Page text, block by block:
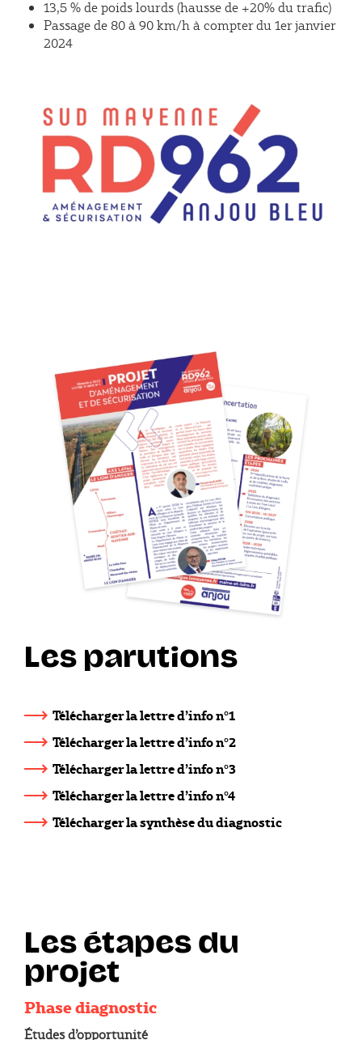
13,5 % de poids lourds (hausse de +20% du trafic)
Passage de 80 à 90 km/h à compter du 1er janvier
2024
Les parutions
Télécharger la lettre d’info n°1
Télécharger la lettre d’info n°2
Télécharger la lettre d’info n°3
Télécharger la lettre d’info n°4
Télécharger la synthèse du diagnostic
Les étapes du
projet
Phase diagnostic
Études d’opportunité